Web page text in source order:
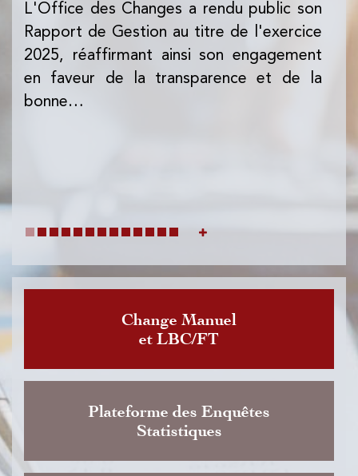
L'Office des Changes a rendu public son
Rapport de Gestion au titre de l'exercice
2025, réaffirmant ainsi son engagement
en faveur de la transparence et de la
bonne…
Change Manuel
et LBC/FT
Plateforme des Enquêtes
Statistiques